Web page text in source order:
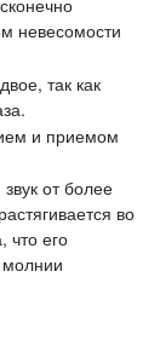
невесомости
так как
и приемом
от более
во
что его
молнии